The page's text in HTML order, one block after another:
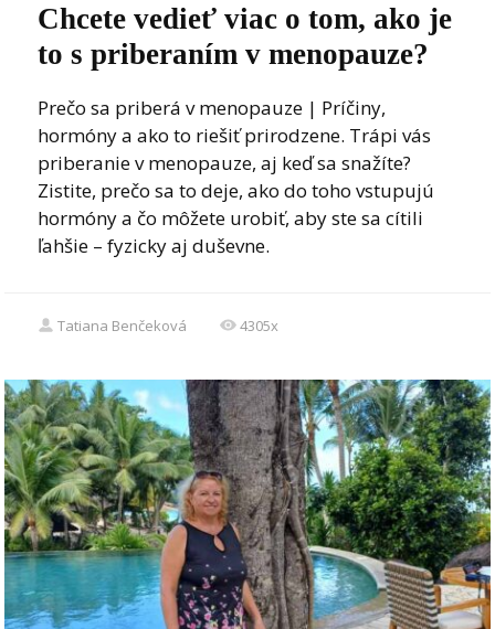
Chcete vedieť viac o tom, ako je
to s priberaním v menopauze?
Prečo sa priberá v menopauze | Príčiny,
hormóny a ako to riešiť prirodzene. Trápi vás
priberanie v menopauze, aj keď sa snažíte?
Zistite, prečo sa to deje, ako do toho vstupujú
hormóny a čo môžete urobiť, aby ste sa cítili
ľahšie – fyzicky aj duševne.
Tatiana Benčeková 4305x